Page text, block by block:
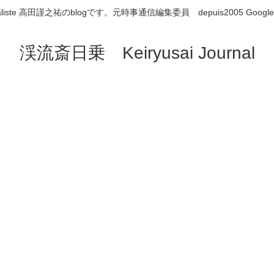
高田謹之祐のblogです。元時事通信編集委員 depuis2005
渓流斎日乗 Keiryusai Journal